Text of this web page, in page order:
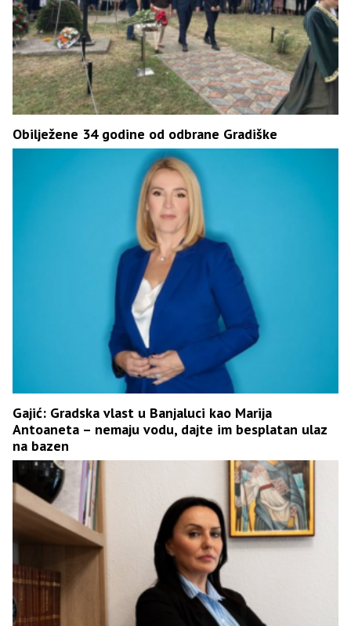
Obilježene 34 godine od odbrane Gradiške
Gajić: Gradska vlast u Banjaluci kao Marija
Antoaneta – nemaju vodu, dajte im besplatan ulaz
na bazen